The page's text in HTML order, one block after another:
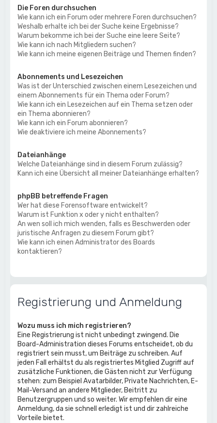
Die Foren durchsuchen
Wie kann ich ein Forum oder mehrere Foren durchsuchen?
Weshalb erhalte ich bei der Suche keine Ergebnisse?
Warum bekomme ich bei der Suche eine leere Seite?
Wie kann ich nach Mitgliedern suchen?
Wie kann ich meine eigenen Beiträge und Themen finden?
Abonnements und Lesezeichen
Was ist der Unterschied zwischen einem Lesezeichen und
einem Abonnements für ein Thema oder Forum?
Wie kann ich ein Lesezeichen auf ein Thema setzen oder
ein Thema abonnieren?
Wie kann ich ein Forum abonnieren?
Wie deaktiviere ich meine Abonnements?
Dateianhänge
Welche Dateianhänge sind in diesem Forum zulässig?
Kann ich eine Übersicht all meiner Dateianhänge erhalten?
phpBB betreffende Fragen
Wer hat diese Forensoftware entwickelt?
Warum ist Funktion x oder y nicht enthalten?
An wen soll ich mich wenden, falls es Beschwerden oder
juristische Anfragen zu diesem Forum gibt?
Wie kann ich einen Administrator des Boards
kontaktieren?
Registrierung und Anmeldung
Wozu muss ich mich registrieren?
Eine Registrierung ist nicht unbedingt zwingend. Die
Board-Administration dieses Forums entscheidet, ob du
registriert sein musst, um Beiträge zu schreiben. Auf
jeden Fall erhältst du als registriertes Mitglied Zugriff auf
zusätzliche Funktionen, die Gästen nicht zur Verfügung
stehen: zum Beispiel Avatarbilder, Private Nachrichten, E-
Mail-Versand an andere Mitglieder, Beitritt zu
Benutzergruppen und so weiter. Wir empfehlen dir eine
Anmeldung, da sie schnell erledigt ist und dir zahlreiche
Vorteile bietet.